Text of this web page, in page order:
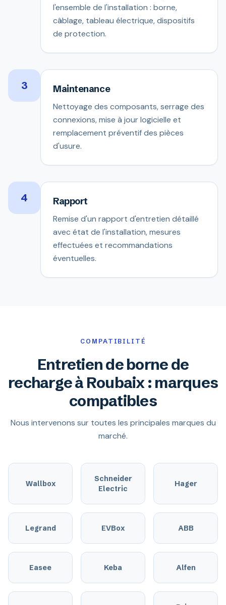
l'ensemble de l'installation : borne,
câblage, tableau électrique, dispositifs
de protection.
3 Maintenance
Nettoyage des composants, serrage des
connexions, mise à jour logicielle et
remplacement préventif des pièces
d'usure.
4 Rapport
Remise d'un rapport d'entretien détaillé
avec état de l'installation, mesures
effectuées et recommandations
éventuelles.
COMPATIBILITÉ
Entretien de borne de
recharge à Roubaix : marques
compatibles
Nous intervenons sur toutes les principales marques du
marché.
Wallbox
Schneider
Electric
Hager
Legrand EVBox ABB
Easee Keba Alfen